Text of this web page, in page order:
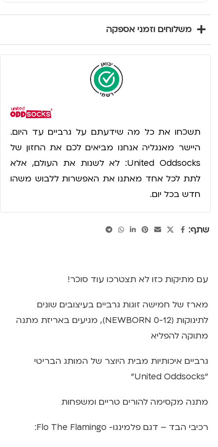
משלוחים וזמני אספקה
תשכחו את כל מה שידעתם על גרביים עד היום.
היישר מאנגליה אנחנו מביאים לכם את החזון של
United Oddsocks: לא לשנות את העולם, אלא
לתת לכל אחד מאתנו את האפשרות ללבוש משהו
חדש בכל יום.
שתף:
עם מתיקות כזו לא תצטרכו עוד סוכר!
מארז של חמישה זוגות גרביים בעיצובים שונים
לתינוקות (0-12 NEWBORN), מגיעים באריזת מתנה
מתוקה להפליא
גרביים איכותיות מבית היוצר של המותג הבריטי
"United Oddsocks"
מתנה מקסימה להורים טריים ומשפחות
רכיבי הבד – דגם פלמינגו- Flo The Flamingo: